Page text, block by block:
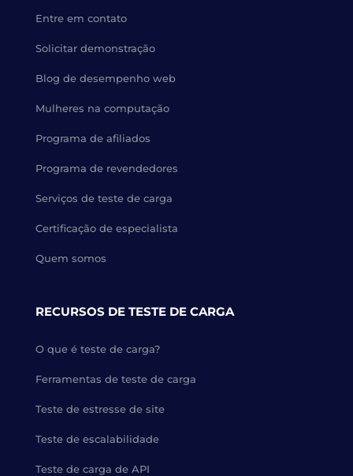
Entre em contato
Solicitar demonstração
Blog de desempenho web
Mulheres na computação
Programa de afiliados
Programa de revendedores
Serviços de teste de carga
Certificação de especialista
Quem somos
RECURSOS DE TESTE DE CARGA
O que é teste de carga?
Ferramentas de teste de carga
Teste de estresse de site
Teste de escalabilidade
Teste de carga de API